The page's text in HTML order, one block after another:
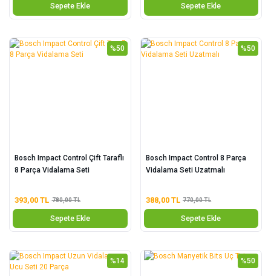
Sepete Ekle Sepete Ekle
%50
Bosch Impact Control Çift Taraflı
8 Parça Vidalama Seti
393,00 TL 780,00 TL
Sepete Ekle
%50
Bosch Impact Control 8 Parça
Vidalama Seti Uzatmalı
388,00 TL 770,00 TL
Sepete Ekle
%14 %50